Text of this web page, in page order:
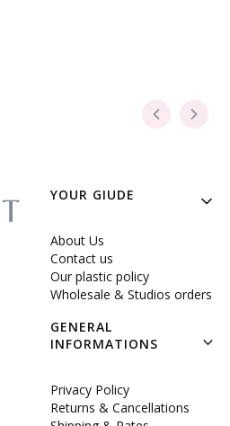
Footer menu
YOUR GIUDE
About Us
Contact us
Our plastic policy
Wholesale & Studios orders
GENERAL
INFORMATIONS
Privacy Policy
Returns & Cancellations